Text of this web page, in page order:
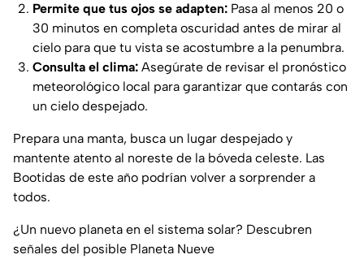
Permite que tus ojos se adapten: Pasa al menos 20 o
30 minutos en completa oscuridad antes de mirar al
cielo para que tu vista se acostumbre a la penumbra.
Consulta el clima: Asegúrate de revisar el pronóstico
meteorológico local para garantizar que contarás con
un cielo despejado.
Prepara una manta, busca un lugar despejado y
mantente atento al noreste de la bóveda celeste. Las
Bootidas de este año podrían volver a sorprender a
todos.
¿Un nuevo planeta en el sistema solar? Descubren
señales del posible Planeta Nueve